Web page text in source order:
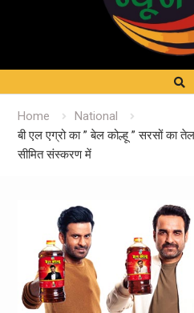
Home
National
बी एल एग्रो का ” बेल कोल्हू ” सरसों
सीमित संस्करण में